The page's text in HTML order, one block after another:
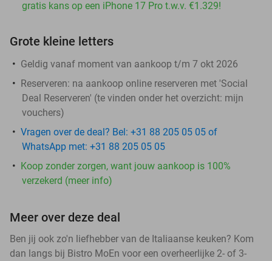
gratis kans op een iPhone 17 Pro t.w.v. €1.329!
Grote kleine letters
Geldig vanaf moment van aankoop t/m 7 okt 2026
Reserveren: na aankoop online reserveren met 'Social
Deal Reserveren' (te vinden onder het overzicht: mijn
vouchers)
Vragen over de deal? Bel: +31 88 205 05 05 of
WhatsApp met: +31 88 205 05 05
Koop zonder zorgen, want jouw aankoop is 100%
verzekerd (meer info)
Meer over deze deal
Ben jij ook zo'n liefhebber van de Italiaanse keuken? Kom
dan langs bij Bistro MoEn voor een overheerlijke 2- of 3-